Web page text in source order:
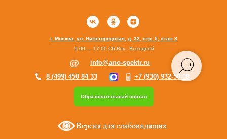
Образовательный портал
г. Москва, ул. Нижегородская, д. 32, стр. 5, этаж 3
+7 (930) 932-50-08
8 (499) 450 84 33
info@ano-spektr.ru
9:00 — 17:00 Сб,Вск - Выходной
Версия для слабовидящих